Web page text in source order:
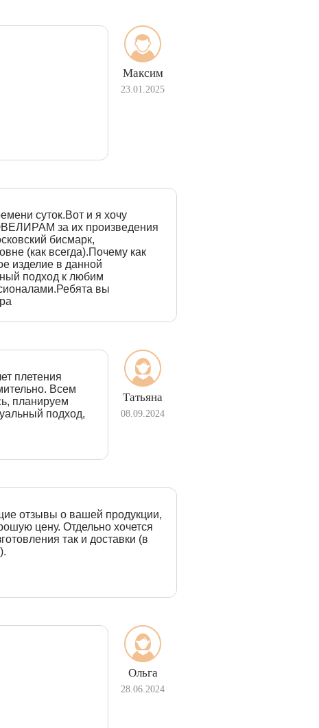
Максим
23.01.2025
суток.Вот и я хочу
за их произведения
бисмарк,
(как всегда).Почему как
изделие в данной
подход к любим
вы
Татьяна
08.09.2024
плетения
Всем
планируем
подход,
отзывы о вашей продукции,
цену. Отдельно хочется
так и доставки (в
Ольга
28.06.2024